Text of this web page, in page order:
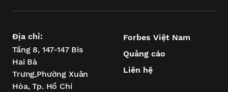
Địa chỉ:
Tầng 8, 147-147 Bis
Hai Bà
Trưng,Phường Xuân
Hòa,Tp. Hồ Chí
Forbes Việt Nam
Quảng cáo
Liên hệ